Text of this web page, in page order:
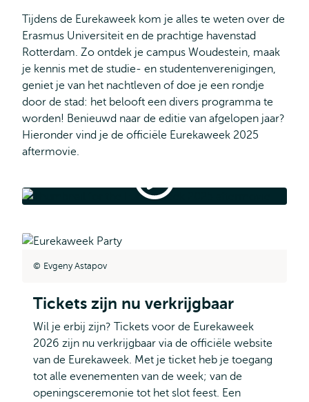
Tijdens de Eurekaweek kom je alles te weten over de
Erasmus Universiteit en de prachtige havenstad
Rotterdam. Zo ontdek je campus Woudestein, maak
je kennis met de studie- en studentenverenigingen,
geniet je van het nachtleven of doe je een rondje
door de stad: het belooft een divers programma te
worden! Benieuwd naar de editie van afgelopen jaar?
Hieronder vind je de officiële Eurekaweek 2025
aftermovie.
Eurekaweek
2025
-
Evgeny Astapov
Tickets zijn nu verkrijgbaar
Wil je erbij zijn? Tickets voor de Eurekaweek
2026 zijn nu verkrijgbaar via de officiële website
van de Eurekaweek. Met je ticket heb je toegang
tot alle evenementen van de week; van de
openingsceremonie tot het slot feest. Een